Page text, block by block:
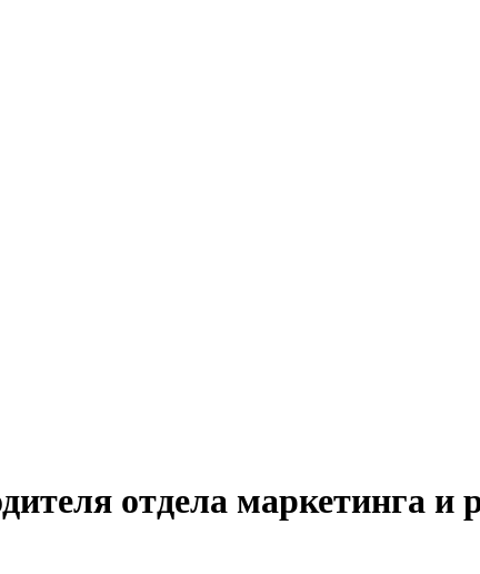
отдела маркетинга